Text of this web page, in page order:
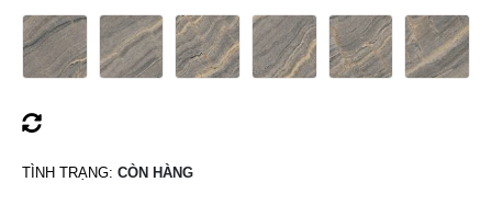
TÌNH TRẠNG: CÒN HÀNG